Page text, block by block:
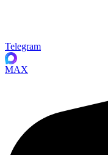
Telegram
MAX